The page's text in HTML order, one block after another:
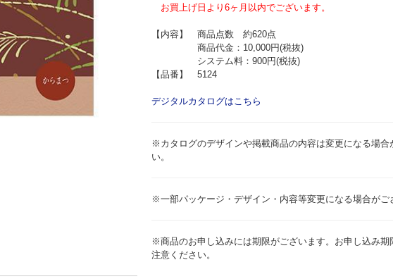
お買上げ日より6ヶ月以内でございます。
【内容】 商品点数 約620点
商品代金：10,000円(税抜)
システム料：900円(税抜)
【品番】 5124
デジタルカタログはこちら
※カタログのデザインや掲載商品の内容は変更になる場合
い。
※一部パッケージ・デザイン・内容等変更になる場合がご
※商品のお申し込みには期限がございます。お申し込み
注意ください。